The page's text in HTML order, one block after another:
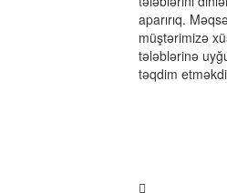
aparırıq.
müştərimizə
tələblərinə
təqdim